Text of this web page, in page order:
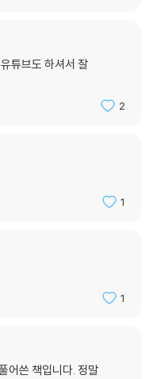
튜브도 하셔서 잘
2
1
1
어쓴 책입니다. 정말